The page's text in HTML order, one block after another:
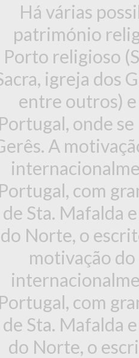
Há várias
património
Porto religioso
igreja dos
entre outros)
Portugal, onde
A
Portugal, com
de Sta. Mafalda
do Norte, o
motivação
Portugal, com
de Sta. Mafalda
do Norte, o